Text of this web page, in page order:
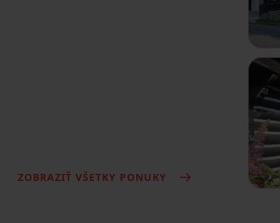
ZOBRAZIŤ VŠETKY PONUKY